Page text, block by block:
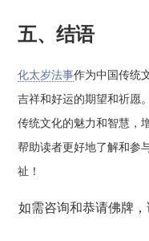
五、结语
化太岁法事作为中国传统
吉祥和好运的期望和祈愿
传统文化的魅力和智慧，
帮助读者更好地了解和参
祉！
如需咨询和恭请佛牌